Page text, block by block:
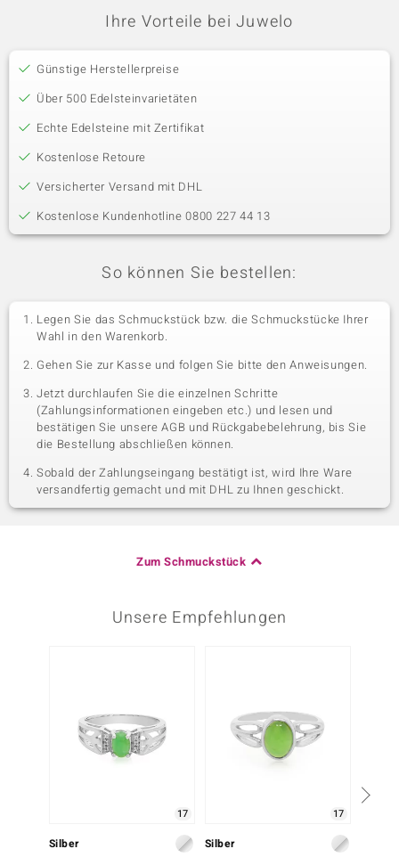
Ihre Vorteile bei Juwelo
Günstige Herstellerpreise
Über 500 Edelsteinvarietäten
Echte Edelsteine mit Zertifikat
Kostenlose Retoure
Versicherter Versand mit DHL
Kostenlose Kundenhotline 0800 227 44 13
So können Sie bestellen:
Legen Sie das Schmuckstück bzw. die Schmuckstücke Ihrer
Wahl in den Warenkorb.
Gehen Sie zur Kasse und folgen Sie bitte den Anweisungen.
Jetzt durchlaufen Sie die einzelnen Schritte
(Zahlungsinformationen eingeben etc.) und lesen und
bestätigen Sie unsere AGB und Rückgabebelehrung, bis Sie
die Bestellung abschließen können.
Sobald der Zahlungseingang bestätigt ist, wird Ihre Ware
versandfertig gemacht und mit DHL zu Ihnen geschickt.
Zum Schmuckstück
Unsere Empfehlungen
17
Silber
17
Silber